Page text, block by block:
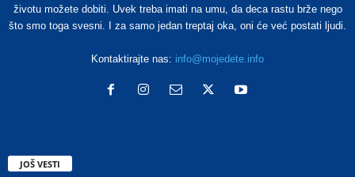
životu možete dobiti. Uvek treba imati na umu, da deca rastu brže nego
što smo toga svesni. I za samo jedan treptaj oka, oni će već postati ljudi.
Kontaktirajte nas: info@mojedete.info
JOŠ VESTI